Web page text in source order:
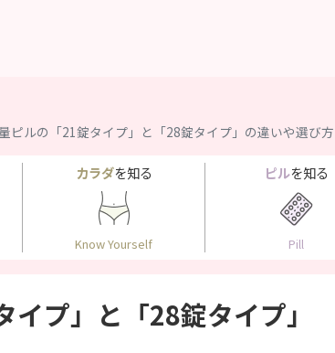
ピルの「21錠タイプ」と「28錠タイプ」の違いや選び方
カラダを知る
Know Yourself
ピルを知る
Pill
プ」と「28錠タイプ」